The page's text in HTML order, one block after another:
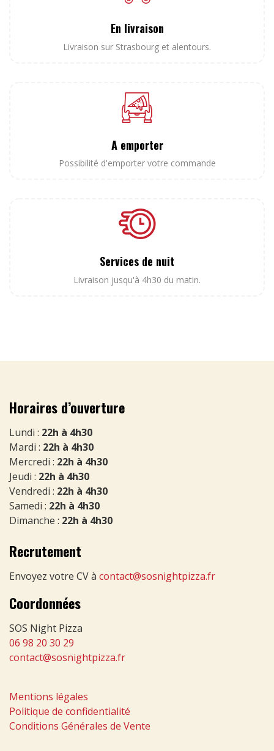
En livraison
Livraison sur Strasbourg et alentours.
A emporter
Possibilité d'emporter votre commande
Services de nuit
Livraison jusqu'à 4h30 du matin.
Horaires d’ouverture
Lundi : 22h à 4h30
Mardi : 22h à 4h30
Mercredi : 22h à 4h30
Jeudi : 22h à 4h30
Vendredi : 22h à 4h30
Samedi : 22h à 4h30
Dimanche : 22h à 4h30
Recrutement
Envoyez votre CV à contact@sosnightpizza.fr
Coordonnées
SOS Night Pizza
06 98 20 30 29
contact@sosnightpizza.fr
Mentions légales
Politique de confidentialité
Conditions Générales de Vente